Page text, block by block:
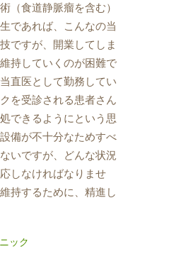
（食道静脈瘤を含む）
であれば、こんなの当
ですが、開業してしま
持していくのが困難で
直医として勤務してい
を受診される患者さん
できるようにという思
備が不十分なためすべ
いですが、どんな状況
しなければなりませ
持するために、精進し
ック